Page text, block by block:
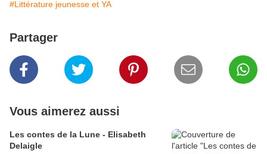
#Littérature jeunesse et YA
Partager
Vous aimerez aussi
Les contes de la Lune - Elisabeth
Delaigle